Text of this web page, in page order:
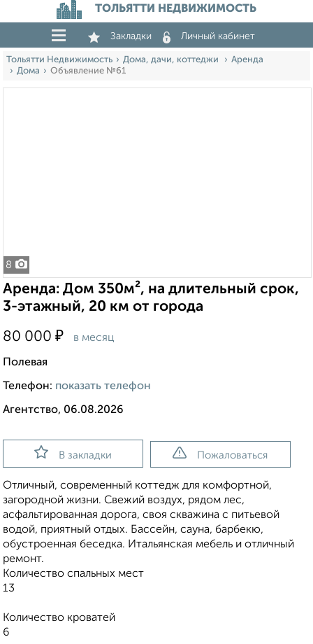
ТОЛЬЯТТИ НЕДВИЖИМОСТЬ
Закладки Личный кабинет
Тольятти Недвижимость Дома, дачи, коттеджи
Аренда
Дома
Объявление №61
8
Аренда: Дом 350м², на длительный срок,
3-этажный, 20 км от города
80 000 ₽ в месяц
Полевая
Телефон: показать телефон
Агентство, 06.08.2026
В закладки Пожаловаться
Отличный, современный коттедж для комфортной,
загородной жизни. Свежий воздух, рядом лес,
асфальтированная дорога, своя скважина с питьевой
водой, приятный отдых. Бассейн, сауна, барбекю,
обустроенная беседка. Итальянская мебель и отличный
ремонт.
Количество спальных мест
13
Количество кроватей
6